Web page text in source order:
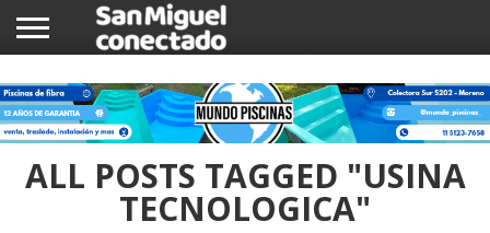
NOTICIAS
COMUNIDAD
COMERCIOS
ALL POSTS TAGGED "USINA
TECNOLOGICA"